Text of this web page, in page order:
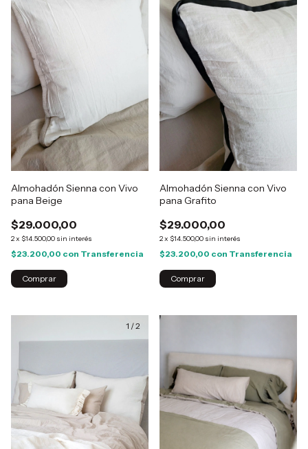
Almohadón Sienna con Vivo
pana Beige
$29.000,00
2x $14.500,00 sin interés
$23.200,00 con Transferencia
Almohadón Sienna con Vivo
pana Grafito
$29.000,00
2x $14.500,00 sin interés
$23.200,00 con Transferencia
1 /2